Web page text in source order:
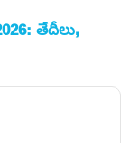
తేదీలు,